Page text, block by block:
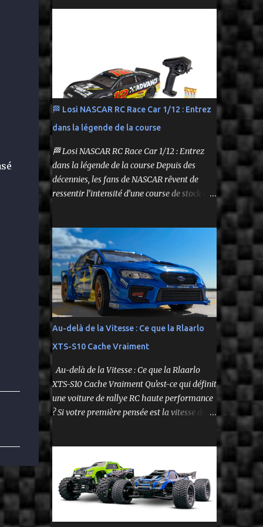
Carrosserie peinte et décorée Radio à volant
🏁 Losi NASCAR RC Race Car 1/12 : Entrez
dans la légende de la course
🏁 Losi NASCAR RC Race Car 1/12 : Entrez
dans la légende de la course Depuis des
décennies, les fans de NASCAR rêvent de
ressentir l’intensité d’une course de stock car
bolide pas comme les autres : une voiture de
course radiocommandée à l’échelle 1/12,
fidèle à l’univers NASCAR, prête à foncer sur
n’importe quelle surface plate. Voici le Losi
NASCAR RC Race Car , dans sa version Ryan
Blaney No. 12 Advance Auto Parts Ford
Mustang RTR 2025 .
Au-delà de la Vitesse : Ce que la Rlaarlo
XTS-S10 Cache Vraiment
Au-delà de la Vitesse : Ce que la Rlaarlo
XTS-S10 Cache Vraiment Qu'est-ce qui définit
une voiture de rallye RC haute performance
? Si votre première pensée est la vitesse de
pointe affichée sur la boîte, vous ne voyez
impressionnants se cachent souvent dans la
conception, les matériaux et la philosophie
du produit. Plongeons dans les aspects
surprenants qui font de cette machine bien